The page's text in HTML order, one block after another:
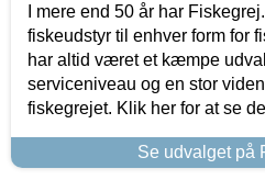
I mere end 50 år har
fiskeudstyr til enhver form for
har altid været et kæmpe
serviceniveau og en stor
fiskegrejet. Klik her for at se
Se udvalget på